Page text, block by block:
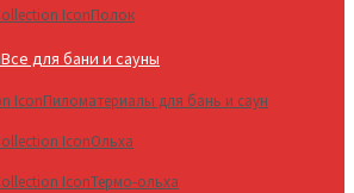
Полок
Все для бани и сауны
Пиломатериалы для бань и саун
Ольха
Термо-ольха